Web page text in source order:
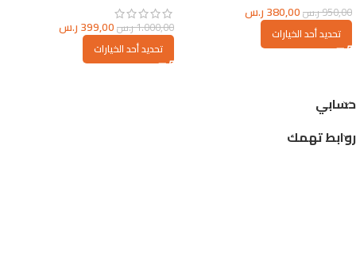
950,00ر.س380,00ر.س
تحديد أحد الخيارات 1.000,00ر.س399,00ر.س
تحديد أحد الخيارات
حسابي
روابط تهمك